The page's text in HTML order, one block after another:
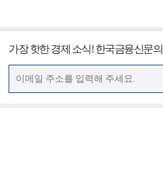
가장 핫한 경제 소식! 한국금융신문의